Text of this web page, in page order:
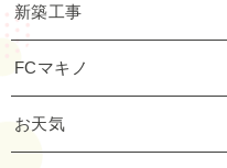
新築工事
FCマキノ
お天気